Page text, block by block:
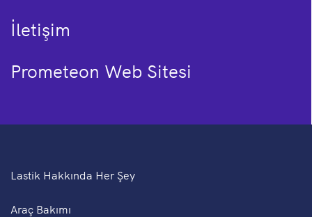
İletişim
Prometeon Web Sitesi
Lastik Hakkında Her Şey
Araç Bakımı